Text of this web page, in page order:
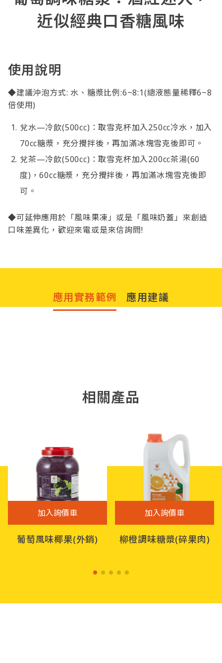
近似經典口香糖風味
使用說明
◆建議沖泡方式: 水、糖漿比例:6~8:1(總液態量稀釋6~8
倍使用)
兌水—冷飲(500cc)：取雪克杯加入250cc冷水，加入
70cc糖漿，充分攪拌後，再加滿冰塊雪克後即可。
兌茶—冷飲(500cc)：取雪克杯加入200cc茶湯(60
度)，60cc糖漿，充分攪拌後，再加滿冰塊雪克後即
可。
◆可延伸應用於「風味果凍」或是「風味奶蓋」來創造
口味差異化，歡迎來電或是來信詢問!
應用實務範例
應用建議
相關產品
加入詢價車
葡萄風味椰果(外銷)
加入詢價車
柳橙調味糖漿(碎果肉)